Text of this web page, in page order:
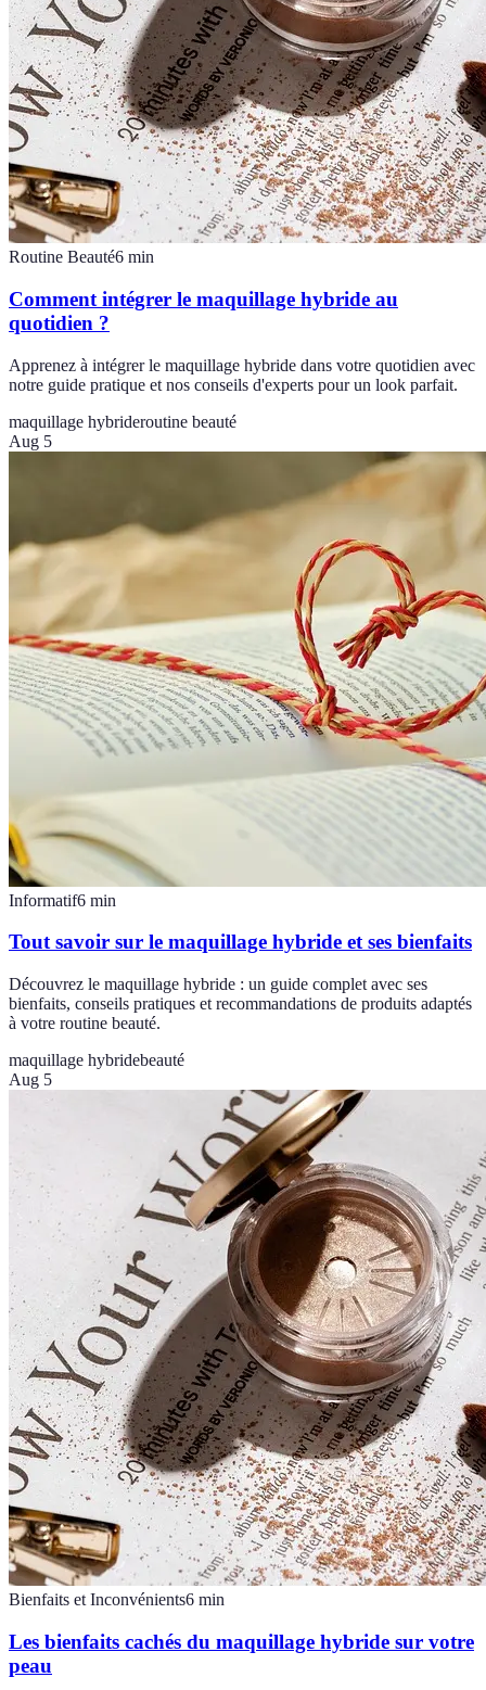
Routine Beauté6 min
Comment intégrer le maquillage hybride au
quotidien ?
Apprenez à intégrer le maquillage hybride dans votre quotidien avec
notre guide pratique et nos conseils d'experts pour un look parfait.
maquillage hybrideroutine beauté
Aug 5
Informatif6 min
Tout savoir sur le maquillage hybride et ses bienfaits
Découvrez le maquillage hybride : un guide complet avec ses
bienfaits, conseils pratiques et recommandations de produits adaptés
à votre routine beauté.
maquillage hybridebeauté
Aug 5
Bienfaits et Inconvénients6 min
Les bienfaits cachés du maquillage hybride sur votre
peau